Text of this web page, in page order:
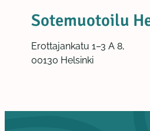
Sotemuotoilu
Erottajankatu 1–3 A 8,
00130 Helsinki